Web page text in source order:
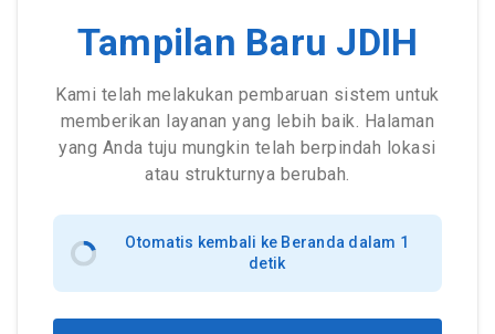
Tampilan Baru JDIH
Kami telah melakukan pembaruan sistem untuk
memberikan layanan yang lebih baik. Halaman
yang Anda tuju mungkin telah berpindah lokasi
atau strukturnya berubah.
Otomatis kembali ke Beranda dalam 0
detik